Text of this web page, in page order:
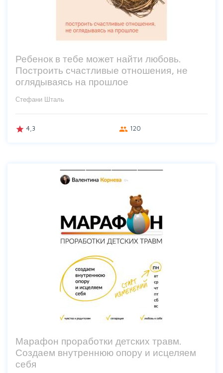
Ребенок в тебе может найти любовь.
Построить счастливые отношения, не
оглядываясь на прошлое
Стефани Шталь
grade 4,3 group 120
Марафон проработки детских травм.
Создаем внутреннюю опору и исцеляем
себя